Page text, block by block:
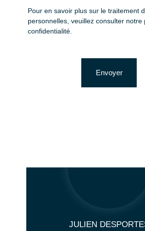
Pour en savoir plus sur le traitement
personnelles, veuillez consulter notre
confidentialité.
Envoyer
JULIEN